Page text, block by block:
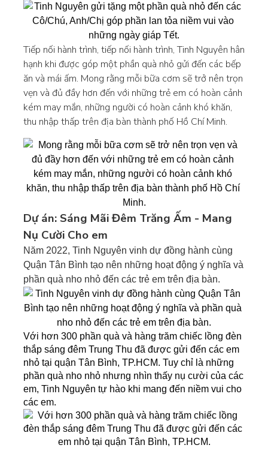
Tiếp nối hành trình, tiếp nối hành trình, Tinh Nguyên hân
hạnh khi được góp một phần quà nhỏ gửi đến các bếp
ăn và mái ấm. Mong rằng mỗi bữa cơm sẽ trở nên trọn
vẹn và đủ đầy hơn đến với những trẻ em có hoàn cảnh
kém may mắn, những người có hoàn cảnh khó khăn,
thu nhập thấp trên địa bàn thành phố Hồ Chí Minh.
Dự án: Sáng Mãi Đêm Trăng Ấm - Mang
Nụ Cười Cho em
Năm 2022, Tinh Nguyên vinh dự đồng hành cùng
Quận Tân Bình tạo nên những hoạt động ý nghĩa và
phần quà nho nhỏ đến các trẻ em trên địa bàn.
Với hơn 300 phần quà và hàng trăm chiếc lồng đèn
thắp sáng đêm Trung Thu đã được gửi đến các em
nhỏ tại quận Tân Bình, TP.HCM. Tuy chỉ là những
phần quà nho nhỏ nhưng nhìn thấy nụ cười của các
em, Tinh Nguyên tự hào khi mang đến niềm vui cho
các em.